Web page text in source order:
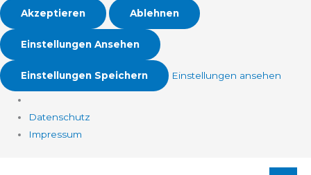
Akzeptieren Ablehnen
Einstellungen Ansehen
Einstellungen Speichern Einstellungen ansehen
Datenschutz
Impressum